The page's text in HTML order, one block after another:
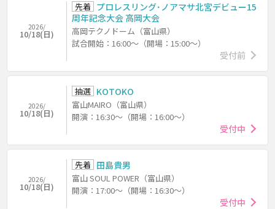
2026/
10/18(日)
先着 プロレスリング･ノアマサ北宮デビュー15
周年記念大会 高岡大会
高岡テクノドーム（富山県）
試合開始：16:00～（開場：15:00～）
受付前
2026/
10/18(日)
抽選 KOTOKO
富山MAIRO（富山県）
開演：16:30～（開場：16:00～）
受付中
2026/
10/18(日)
先着 田島貴男
富山 SOUL POWER（富山県）
開演：17:00～（開場：16:30～）
受付中